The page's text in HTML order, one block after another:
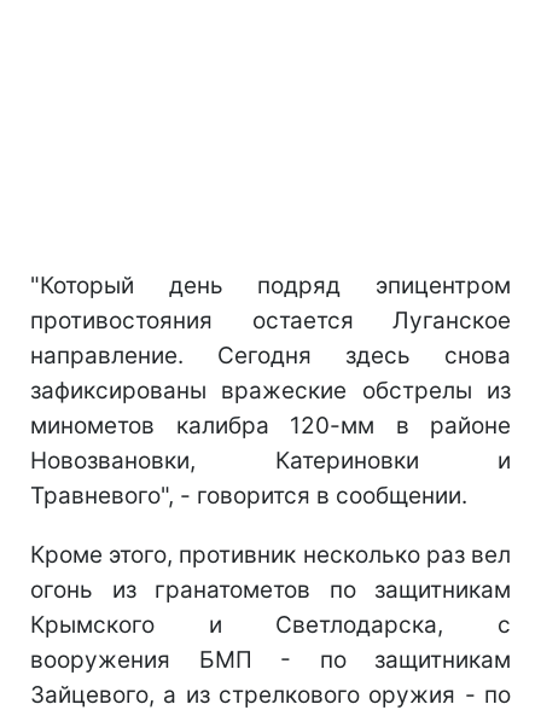
"Который день подряд эпицентром
противостояния остается Луганское
направление. Сегодня здесь снова
зафиксированы вражеские обстрелы из
минометов калибра 120-мм в районе
Новозвановки, Катериновки и
Травневого", - говорится в сообщении.
Кроме этого, противник несколько раз вел
огонь из гранатометов по защитникам
Крымского и Светлодарска, с
вооружения БМП - по защитникам
Зайцевого, а из стрелкового оружия - по